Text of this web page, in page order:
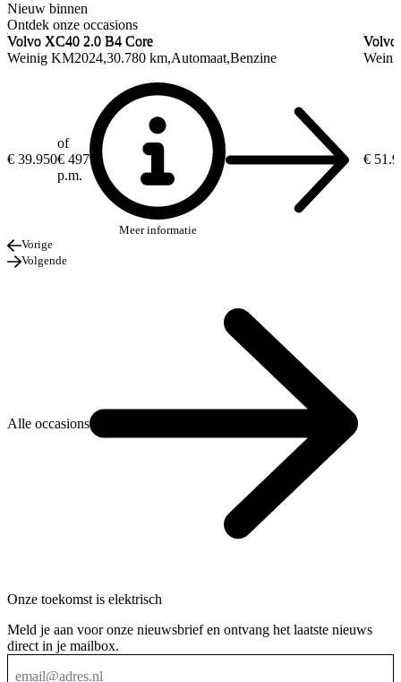
Nieuw binnen
Ontdek onze occasions
Volvo XC40 2.0 B4 Core
Weinig KM2024 30.780 km Automaat Benzine
€ 39.950
of
€ 497
p.m.
Meer informatie
Volvo XC40 2.0 B4 Core
Volvo
€
Volvo
Vorige
Volgende
Alle occasions
Onze toekomst is elektrisch
Meld je aan voor onze nieuwsbrief en ontvang het laatste nieuws
direct in je mailbox.